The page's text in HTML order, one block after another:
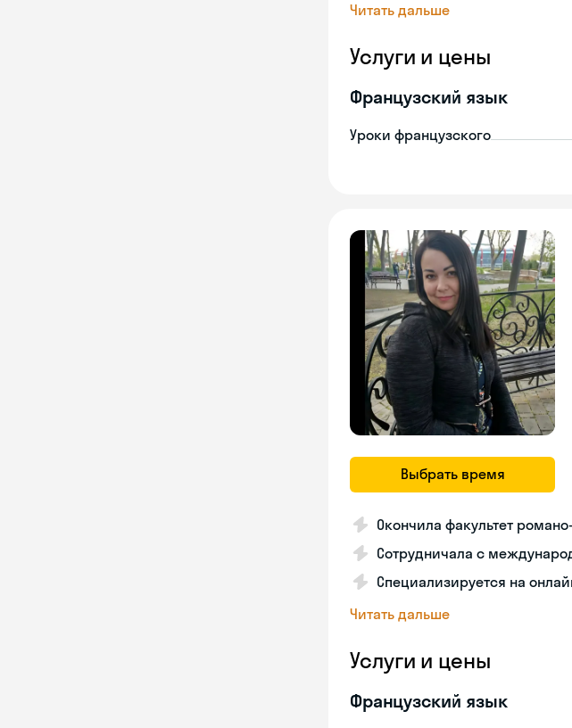
Читать дальше
Услуги и цены
Французский язык
Уроки французского
Выбрать время
Окончила факультет
Сотрудничала с
Специализируется на
Читать дальше
Услуги и цены
Французский язык